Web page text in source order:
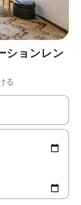
ションレン
る
を使って移動するか